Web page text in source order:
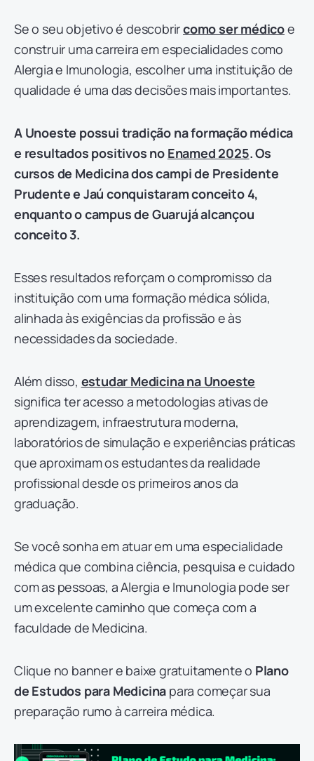
Se o seu objetivo é descobrircomo ser médicoe
construir uma carreira em especialidades como
Alergia e Imunologia, escolher uma instituição de
qualidade é uma das decisões mais importantes.
A Unoeste possui tradição na formação médica
e resultados positivos no Enamed 2025. Os
cursos de Medicina dos campi de Presidente
Prudente e Jaú conquistaram conceito 4,
enquanto o campus de Guarujá alcançou
conceito 3.
Esses resultados reforçam o compromisso da
instituição com uma formação médica sólida,
alinhada às exigências da profissão e às
necessidades da sociedade.
Além disso, estudar Medicina na Unoeste
significa ter acesso a metodologias ativas de
aprendizagem, infraestrutura moderna,
laboratórios de simulação e experiências práticas
que aproximam os estudantes da realidade
profissional desde os primeiros anos da
graduação.
Se você sonha em atuar em uma especialidade
médica que combina ciência, pesquisa e cuidado
com as pessoas, a Alergia e Imunologia pode ser
um excelente caminho que começa com a
faculdade de Medicina.
Clique no banner e baixe gratuitamente o Plano
de Estudos para Medicina para começar sua
preparação rumo à carreira médica.